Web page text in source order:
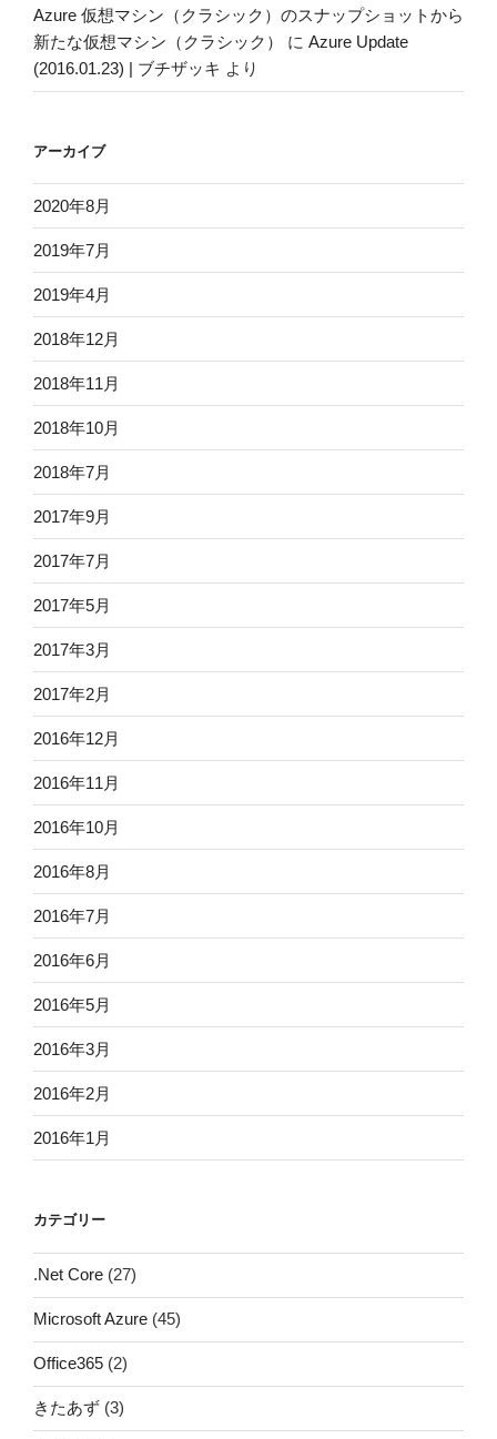
Azure 仮想マシン（クラシック）のスナップショットから
新たな仮想マシン（クラシック）
に Azure Update
(2016.01.23) | ブチザッキ より
アーカイブ
2020年8月
2019年7月
2019年4月
2018年12月
2018年11月
2018年10月
2018年7月
2017年9月
2017年7月
2017年5月
2017年3月
2017年2月
2016年12月
2016年11月
2016年10月
2016年8月
2016年7月
2016年6月
2016年5月
2016年3月
2016年2月
2016年1月
カテゴリー
.Net Core (27)
Microsoft Azure (45)
Office365 (2)
きたあず (3)